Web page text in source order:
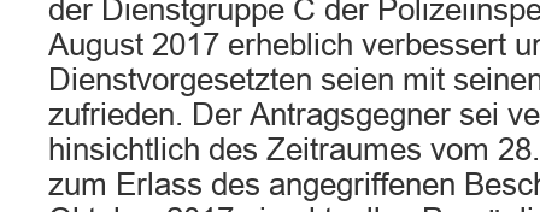
der Dienstgruppe C der
August 2017 erheblich verbessert
Dienstvorgesetzten seien mit
zufrieden. Der Antragsgegner sei
hinsichtlich des Zeitraumes vom
zum Erlass des angegriffenen